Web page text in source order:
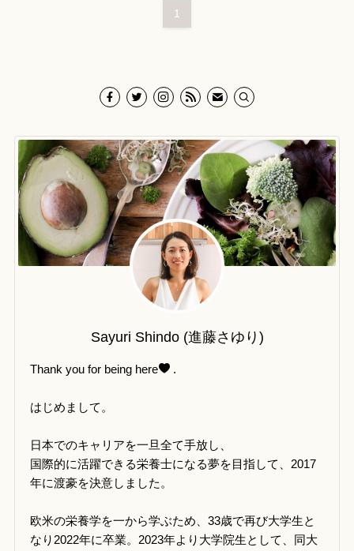
1
Sayuri Shindo (進藤さゆり)
Thank you for being here .
はじめまして。
日本でのキャリアを一旦全て手放し、
国際的に活躍できる栄養士になる夢を目指して、2017
年に渡豪を決意しました。
欧米の栄養学を一から学ぶため、33歳で再び大学生と
なり2022年に卒業。2023年より大学院生として、同大